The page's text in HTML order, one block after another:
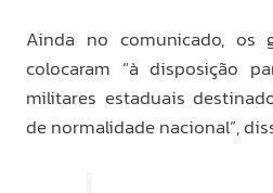
Ainda no comunicado, os
colocaram “à disposição
militares estaduais
de normalidade nacional”,